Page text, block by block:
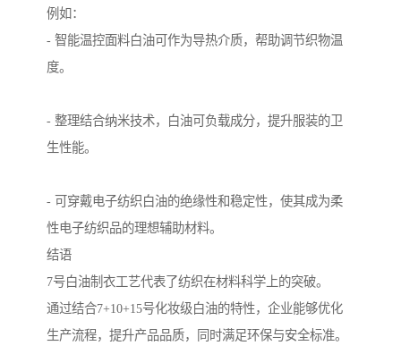
例如：
- 智能温控面料白油可作为导热介质，帮助调节织物温
度。
- 整理结合纳米技术，白油可负载成分，提升服装的卫
生性能。
- 可穿戴电子纺织白油的绝缘性和稳定性，使其成为柔
性电子纺织品的理想辅助材料。
结语
7号白油制衣工艺代表了纺织在材料科学上的突破。
通过结合7+10+15号化妆级白油的特性，企业能够优化
生产流程，提升产品品质，同时满足环保与安全标准。